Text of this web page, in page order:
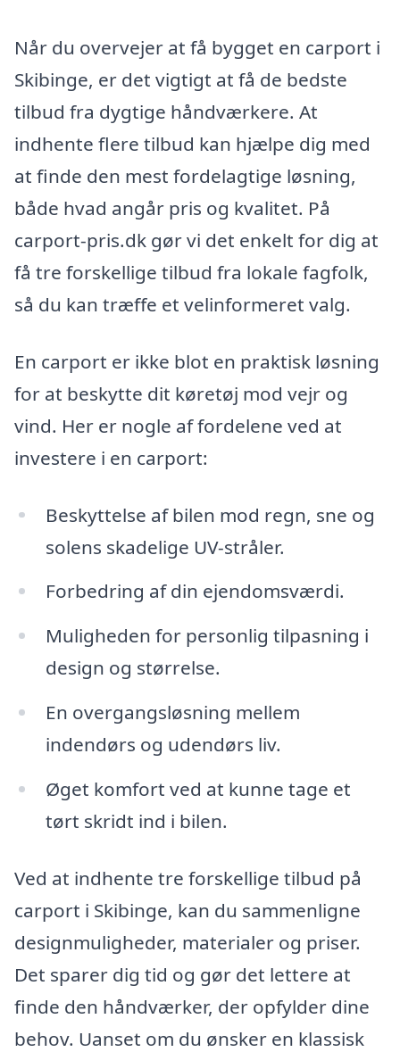
Når du overvejer at få bygget en carport i
Skibinge, er det vigtigt at få de bedste
tilbud fra dygtige håndværkere. At
indhente flere tilbud kan hjælpe dig med
at finde den mest fordelagtige løsning,
både hvad angår pris og kvalitet. På
carport-pris.dk gør vi det enkelt for dig at
få tre forskellige tilbud fra lokale fagfolk,
så du kan træffe et velinformeret valg.
En carport er ikke blot en praktisk løsning
for at beskytte dit køretøj mod vejr og
vind. Her er nogle af fordelene ved at
investere i en carport:
Beskyttelse af bilen mod regn, sne og
solens skadelige UV-stråler.
Forbedring af din ejendomsværdi.
Muligheden for personlig tilpasning i
design og størrelse.
En overgangsløsning mellem
indendørs og udendørs liv.
Øget komfort ved at kunne tage et
tørt skridt ind i bilen.
Ved at indhente tre forskellige tilbud på
carport i Skibinge, kan du sammenligne
designmuligheder, materialer og priser.
Det sparer dig tid og gør det lettere at
finde den håndværker, der opfylder dine
behov. Uanset om du ønsker en klassisk